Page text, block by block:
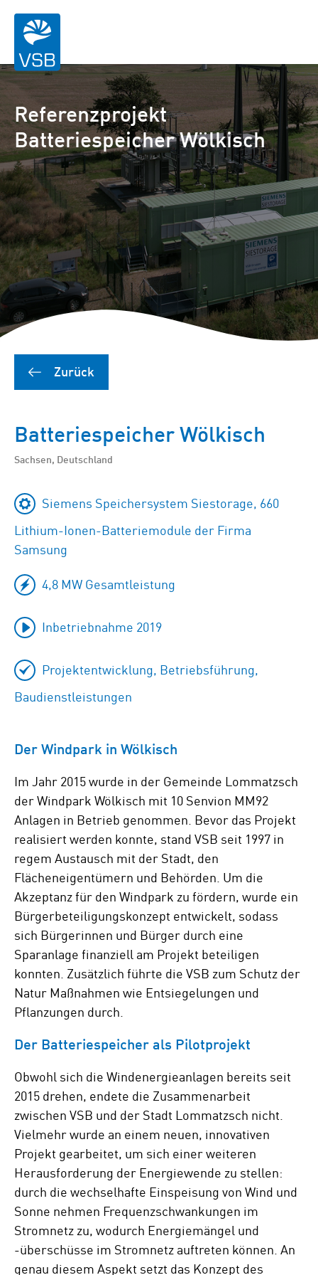
Referenzprojekt
Batteriespeicher Wölkisch
Zurück
Batteriespeicher Wölkisch
Sachsen, Deutschland
Siemens Speichersystem Siestorage, 660
Lithium-Ionen-Batteriemodule der Firma
Samsung
4,8 MW Gesamtleistung
Inbetriebnahme 2019
Projektentwicklung, Betriebsführung,
Baudienstleistungen
Der Windpark in Wölkisch
Im Jahr 2015 wurde in der Gemeinde Lommatzsch
der Windpark Wölkisch mit 10 Senvion MM92
Anlagen in Betrieb genommen. Bevor das Projekt
realisiert werden konnte, stand VSB seit 1997 in
regem Austausch mit der Stadt, den
Flächeneigentümern und Behörden. Um die
Akzeptanz für den Windpark zu fördern, wurde ein
Bürgerbeteiligungskonzept entwickelt, sodass
sich Bürgerinnen und Bürger durch eine
Sparanlage finanziell am Projekt beteiligen
konnten. Zusätzlich führte die VSB zum Schutz der
Natur Maßnahmen wie Entsiegelungen und
Pflanzungen durch.
Der Batteriespeicher als Pilotprojekt
Obwohl sich die Windenergieanlagen bereits seit
2015 drehen, endete die Zusammenarbeit
zwischen VSB und der Stadt Lommatzsch nicht.
Vielmehr wurde an einem neuen, innovativen
Projekt gearbeitet, um sich einer weiteren
Herausforderung der Energiewende zu stellen:
durch die wechselhafte Einspeisung von Wind und
Sonne nehmen Frequenzschwankungen im
Stromnetz zu, wodurch Energiemängel und
-überschüsse im Stromnetz auftreten können. An
genau diesem Aspekt setzt das Konzept des